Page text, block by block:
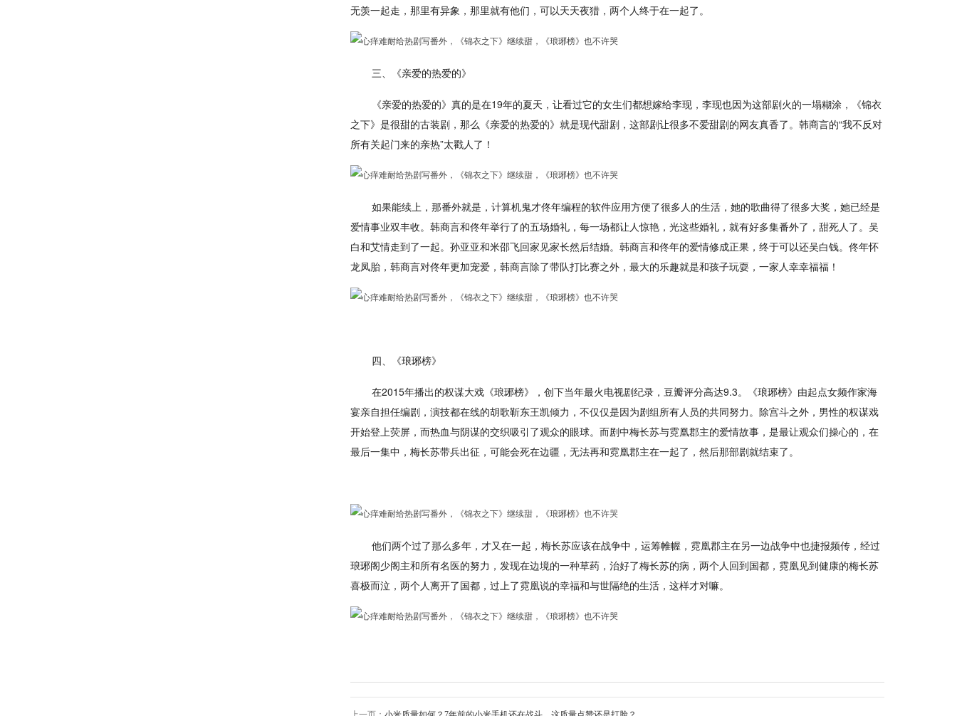
无羡一起走，那里有异象，那里就有他们，可以天天夜猎，两个人终于在一起了。
三、《亲爱的热爱的》
《亲爱的热爱的》真的是在19年的夏天，让看过它的女生们都想嫁给李现，李现也因为这部剧火的一塌糊涂，《锦衣
之下》是很甜的古装剧，那么《亲爱的热爱的》就是现代甜剧，这部剧让很多不爱甜剧的网友真香了。韩商言的“我不反对
所有关起门来的亲热”太戳人了！
如果能续上，那番外就是，计算机鬼才佟年编程的软件应用方便了很多人的生活，她的歌曲得了很多大奖，她已经是
爱情事业双丰收。韩商言和佟年举行了的五场婚礼，每一场都让人惊艳，光这些婚礼，就有好多集番外了，甜死人了。吴
白和艾情走到了一起。孙亚亚和米邵飞回家见家长然后结婚。韩商言和佟年的爱情修成正果，终于可以还吴白钱。佟年怀
龙凤胎，韩商言对佟年更加宠爱，韩商言除了带队打比赛之外，最大的乐趣就是和孩子玩耍，一家人幸幸福福！
四、《琅琊榜》
在2015年播出的权谋大戏《琅琊榜》，创下当年最火电视剧纪录，豆瓣评分高达9.3。《琅琊榜》由起点女频作家海
宴亲自担任编剧，演技都在线的胡歌靳东王凯倾力，不仅仅是因为剧组所有人员的共同努力。除宫斗之外，男性的权谋戏
开始登上荧屏，而热血与阴谋的交织吸引了观众的眼球。而剧中梅长苏与霓凰郡主的爱情故事，是最让观众们操心的，在
最后一集中，梅长苏带兵出征，可能会死在边疆，无法再和霓凰郡主在一起了，然后那部剧就结束了。
他们两个过了那么多年，才又在一起，梅长苏应该在战争中，运筹帷幄，霓凰郡主在另一边战争中也捷报频传，经过
琅琊阁少阁主和所有名医的努力，发现在边境的一种草药，治好了梅长苏的病，两个人回到国都，霓凰见到健康的梅长苏
喜极而泣，两个人离开了国都，过上了霓凰说的幸福和与世隔绝的生活，这样才对嘛。